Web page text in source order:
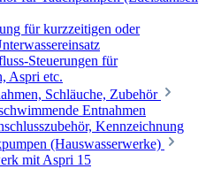
für kurzzeitigen oder
Steuerungen für
Aspri etc.
Schläuche, Zubehör
Entnahmen
Kennzeichnung
(Hauswasserwerke)
mit Aspri 15